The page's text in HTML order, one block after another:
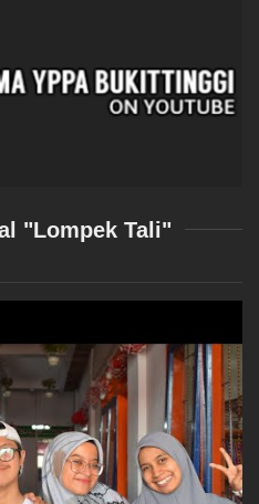
"Lompek Tali"